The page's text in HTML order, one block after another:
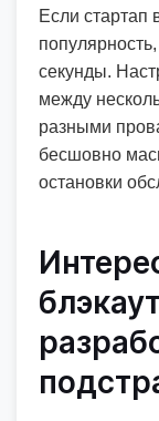
Если стартап
секунды.
между
разными
бесшовно
остановки